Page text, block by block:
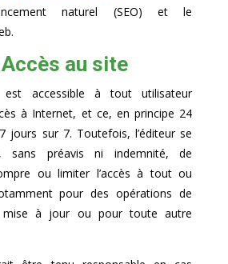
naturel (SEO) et le
au site
accessible à tout utilisateur
à Internet, et ce, en principe 24
jours sur 7. Toutefois, l’éditeur se
sans préavis ni indemnité, de
ou limiter l’accès à tout ou
pour des opérations de
mise à jour ou pour toute autre